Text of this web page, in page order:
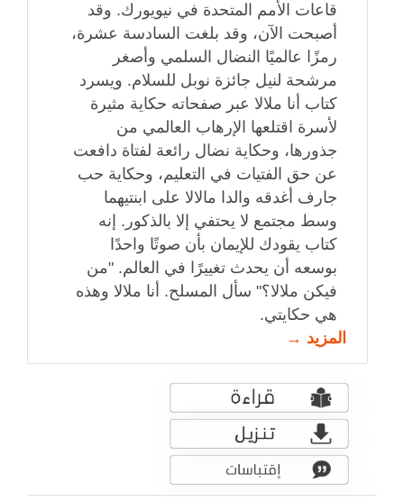
قاعات الأمم المتحدة في نيويورك. وقد
أصبحت الآن، وقد بلغت السادسة عشرة،
رمزًا عالميًا النضال السلمي وأصغر
مرشحة لنيل جائزة نوبل للسلام. ويسرد
كتاب أنا ملالا عبر صفحاته حكاية مثيرة
لأسرة اقتلعها الإرهاب العالمي من
جذورها، وحكاية نضال رائعة لفتاة دافعت
عن حق الفتيات في التعليم، وحكاية حب
جارف أغدقه والدا مالالا على ابنتيهما
وسط مجتمع لا يحتفي إلا بالذكور. إنه
كتاب يقودك للإيمان بأن صوتًا واحدًا
بوسعه أن يحدث تغييرًا في العالم. "من
فيكن ملالا؟" سأل المسلح. أنا ملالا وهذه
هي حكايتي.
المزيد →